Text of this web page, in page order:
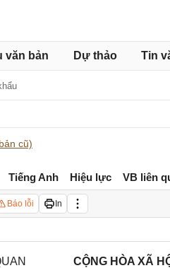
văn bản Dự thảo Tin
cũ)
Tiếng Anh Hiệu lực VB liên
Báo lỗi In
CỘNG HÒA XÃ